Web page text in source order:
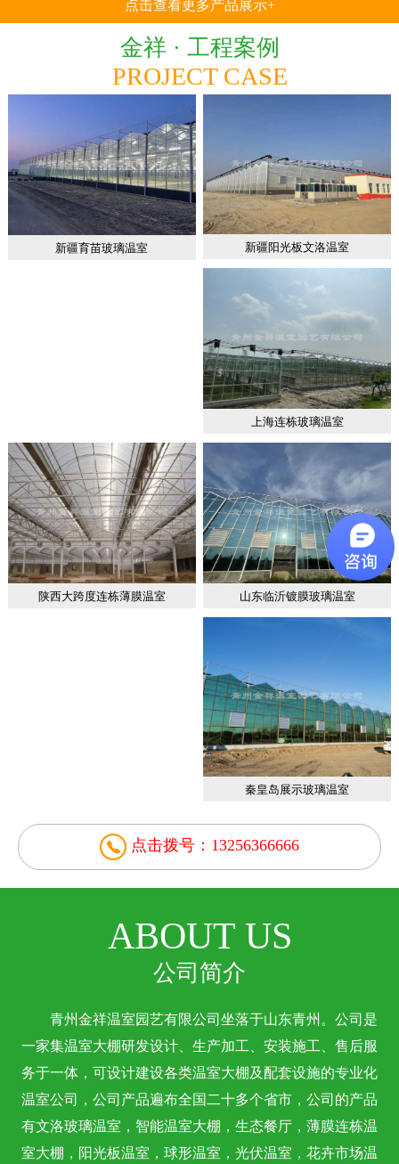
点击查看更多产品展示+
金祥 · 工程案例
PROJECT CASE
新疆育苗玻璃温室 新疆阳光板文洛温室
上海连栋玻璃温室
陕西大跨度连栋薄膜温室 山东临沂镀膜玻璃温室
秦皇岛展示玻璃温室
点击拨号：13256366666
ABOUT US
公司简介
青州金祥温室园艺有限公司坐落于山东青州。公司是
一家集温室大棚研发设计、生产加工、安装施工、售后服
务于一体，可设计建设各类温室大棚及配套设施的专业化
温室公司，公司产品遍布全国二十多个省市，公司的产品
有文洛玻璃温室，智能温室大棚，生态餐厅，薄膜连栋温
室大棚，阳光板温室，球形温室，光伏温室，花卉市场温